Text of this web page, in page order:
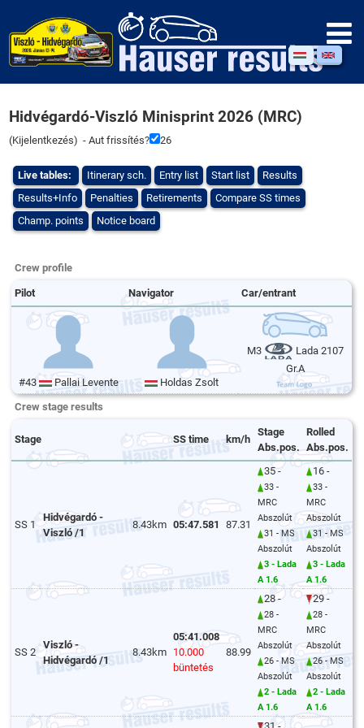
Hidvégardó-Viszló Minisprint 2026 (MRC)
(Kijelentkezés) - Aut frissítés? 26
Live tables: Itinerary sch. Entry list Start list
Results
Results+Info
Penalties Retirements
Compare SS times
Champ. points
Notice board
Crew profile
Pilot Navigator Car/entrant
#43 Pallai Levente Holdas Zsolt
M3
Lada 2107
Gr.A
Crew stage results
Stage SS time km/h
Stage
Abs.pos.
Rolled
Abs.pos.
SS 1
Hidvégardó -
Viszló /1
8.43km 05:47.581 87.31
35 -
33 -
MRC
Abszolút
31 - MS
Abszolút
3 - Lada
A 1.6
16 -
33 -
MRC
Abszolút
31 - MS
Abszolút
3 - Lada
A 1.6
SS 2
Viszló -
Hidvégardó /1
8.43km
05:41.008
10.000
büntetés
88.99
28 -
28 -
MRC
Abszolút
26 - MS
Abszolút
2 - Lada
A 1.6
29 -
28 -
MRC
Abszolút
26 - MS
Abszolút
2 - Lada
A 1.6